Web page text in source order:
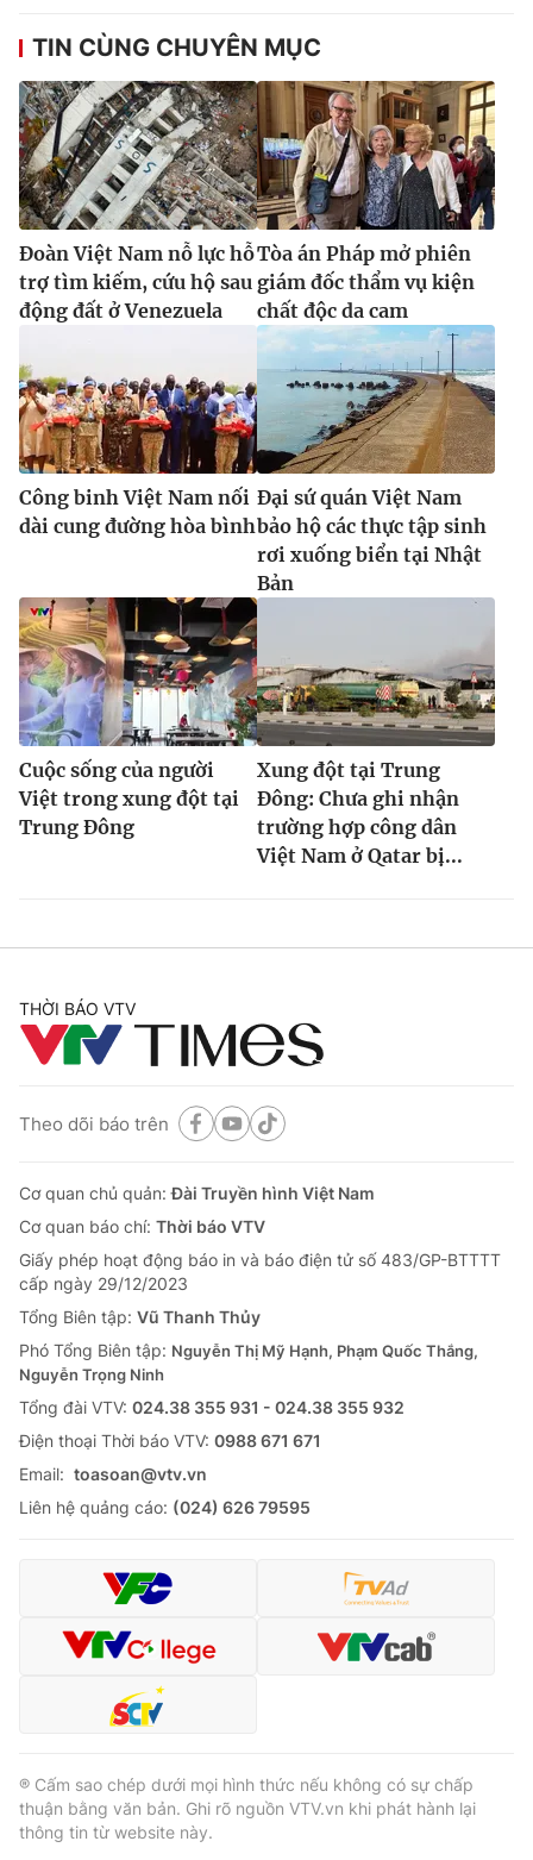
TIN CÙNG CHUYÊN MỤC
Đoàn Việt Nam nỗ lực hỗ
trợ tìm kiếm, cứu hộ sau
động đất ở Venezuela
Tòa án Pháp mở phiên
giám đốc thẩm vụ kiện
chất độc da cam
Công binh Việt Nam nối
dài cung đường hòa bình
Đại sứ quán Việt Nam
bảo hộ các thực tập sinh
rơi xuống biển tại Nhật
Bản
Cuộc sống của người
Việt trong xung đột tại
Trung Đông
Xung đột tại Trung
Đông: Chưa ghi nhận
trường hợp công dân
Việt Nam ở Qatar bị...
THỜI BÁO VTV
Theo dõi báo trên
Cơ quan chủ quản:Đài Truyền hình Việt Nam
Cơ quan báo chí: Thời báo VTV
Giấy phép hoạt động báo in và báo điện tử số 483/GP-BTTTT
cấp ngày 29/12/2023
Tổng Biên tập: Vũ Thanh Thủy
Phó Tổng Biên tập: Nguyễn Thị Mỹ Hạnh, Phạm Quốc Thắng,
Nguyễn Trọng Ninh
Tổng đài VTV: 024.38 355 931 - 024.38 355 932
Ðiện thoại Thời báo VTV: 0988 671 671
Email: toasoan@vtv.vn
Liên hệ quảng cáo: (024) 626 79595
® Cấm sao chép dưới mọi hình thức nếu không có sự chấp
thuận bằng văn bản. Ghi rõ nguồn VTV.vn khi phát hành lại
thông tin từ website này.